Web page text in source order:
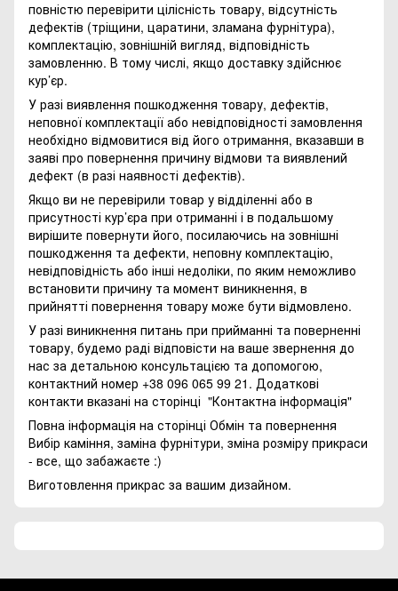
повністю перевірити цілісність товару, відсутність
дефектів (тріщини, царатини, зламана фурнітура),
комплектацію, зовнішній вигляд, відповідність
замовленню. В тому числі, якщо доставку здійснює
кур’єр.
У разі виявлення пошкодження товару, дефектів,
неповної комплектації або невідповідності замовлення
необхідно відмовитися від його отримання, вказавши в
заяві про повернення причину відмови та виявлений
дефект (в разі наявності дефектів).
Якщо ви не перевірили товар у відділенні або в
присутності кур’єра при отриманні і в подальшому
вирішите повернути його, посилаючись на зовнішні
пошкодження та дефекти, неповну комплектацію,
невідповідність або інші недоліки, по яким неможливо
встановити причину та момент виникнення, в
прийнятті повернення товару може бути відмовлено.
У разі виникнення питань при прийманні та поверненні
товару, будемо раді відповісти на ваше звернення до
нас за детальною консультацією та допомогою,
контактний номер +38 096 065 99 21. Додаткові
контакти вказані на сторінці "Контактна інформація"
Повна інформація на сторінці Обмін та повернення
Вибір каміння, заміна фурнітури, зміна розміру прикраси
- все, що забажаєте :)
Виготовлення прикрас за вашим дизайном.